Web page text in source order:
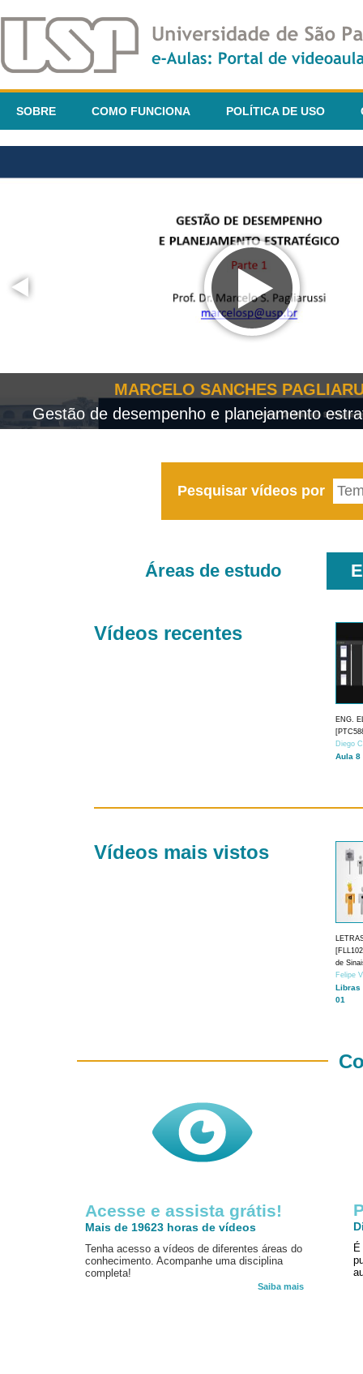
SOBRE COMO FUNCIONA POLÍTICA DE USO
MARCELO SANCHES
Gestão de desempenho e planejamento
Pesquisar vídeos por
Áreas de estudo
Vídeos recentes
ENG.
Diego
Aula 8
Vídeos mais vistos
de
Felipe
Libras
01
Acesse e assista grátis!
Mais de 19623 horas de vídeos
Tenha acesso a vídeos de diferentes áreas do
conhecimento. Acompanhe uma disciplina
completa!
Saiba mais